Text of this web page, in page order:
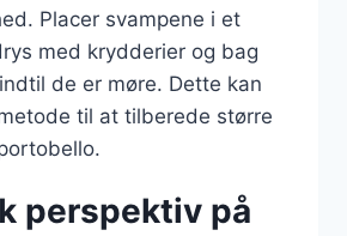
Placer svampene i et
med krydderier og bag
de er møre. Dette kan
til at tilberede større
perspektiv på